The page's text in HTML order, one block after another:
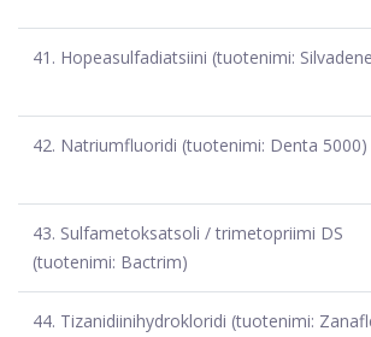
41. Hopeasulfadiatsiini (tuotenimi:
42. Natriumfluoridi (tuotenimi: Denta 5000)
43. Sulfametoksatsoli / trimetopriimi DS
(tuotenimi: Bactrim)
44. Tizanidiinihydrokloridi (tuotenimi: